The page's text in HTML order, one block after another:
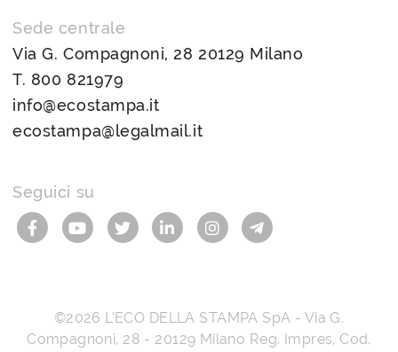
Sede centrale
Via G. Compagnoni, 28 20129 Milano
T. 800 821979
info@ecostampa.it
ecostampa@legalmail.it
Seguici su
©2026 L’ECO DELLA STAMPA SpA - Via G.
Compagnoni, 28 - 20129 Milano Reg. Impres, Cod.